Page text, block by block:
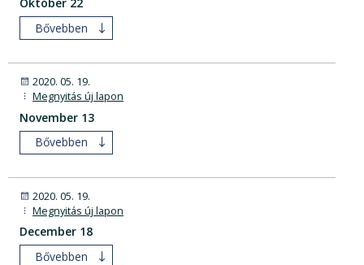
Bővebben
2020. 05. 19.
Megnyitás új lapon
November 13
Bővebben
2020. 05. 19.
Megnyitás új lapon
December 18
Bővebben